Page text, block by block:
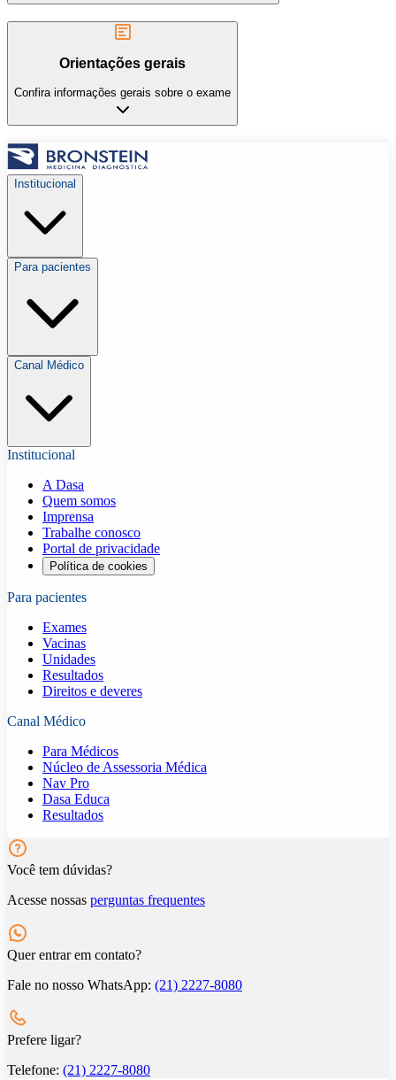
Orientações gerais
Confira informações gerais sobre o exame
Institucional
Para pacientes
Canal Médico
Institucional
A Dasa
Quem somos
Imprensa
Trabalhe conosco
Portal de privacidade
Política de cookies
Para pacientes
Exames
Vacinas
Unidades
Resultados
Direitos e deveres
Canal Médico
Para Médicos
Núcleo de Assessoria Médica
Nav Pro
Dasa Educa
Resultados
Você tem dúvidas?
Acesse nossas perguntas frequentes
Quer entrar em contato?
Fale no nosso WhatsApp: (21) 2227-8080
Prefere ligar?
Telefone: (21) 2227-8080